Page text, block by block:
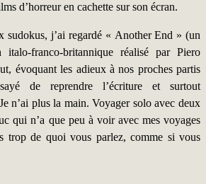
d’horreur en cachette sur son écran.
sudokus, j’ai regardé « Another End » (un
franco-britannique réalisé par Piero
évoquant les adieux à nos proches partis
de reprendre l’écriture et surtout
n’ai plus la main. Voyager solo avec deux
qui n’a que peu à voir avec mes voyages
trop de quoi vous parlez, comme si vous